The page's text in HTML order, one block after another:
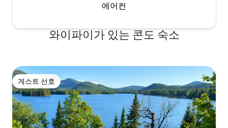
에어컨
와이파이가 있는 콘도 숙소
게스트 선호
게스트 선호